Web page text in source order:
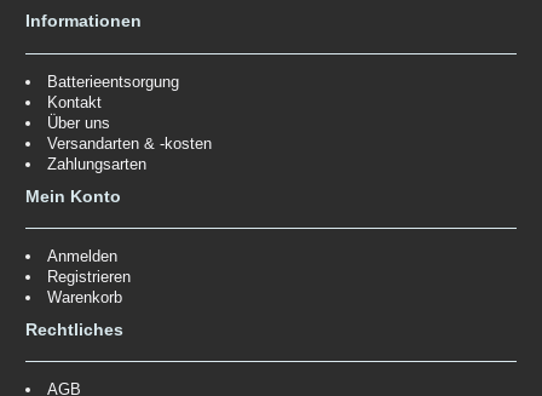
Informationen
Batterieentsorgung
Kontakt
Über uns
Versandarten & -kosten
Zahlungsarten
Mein Konto
Anmelden
Registrieren
Warenkorb
Rechtliches
AGB